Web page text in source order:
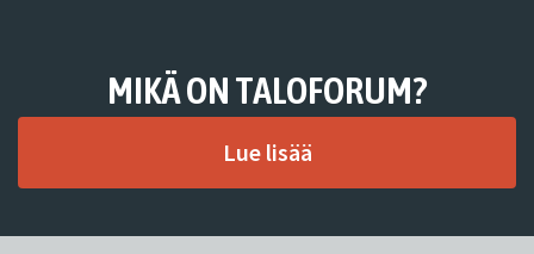
MIKÄ ON TALOFORUM?
Lue lisää